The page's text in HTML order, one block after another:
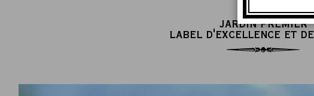
JARDIN PREMIER
LABEL D'EXCELLENCE ET